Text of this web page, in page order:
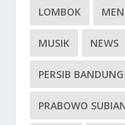
LOMBOK
MUSIK NEWS
PERSIB BANDUNG
PRABOWO